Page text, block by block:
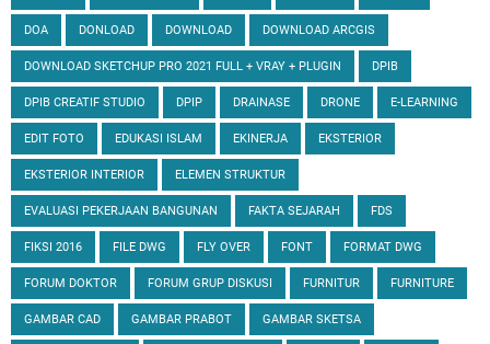
DOA DONLOAD DOWNLOAD DOWNLOAD ARCGIS
DOWNLOAD SKETCHUP PRO 2021 FULL + VRAY + PLUGIN DPIB
DPIB CREATIF STUDIO DPIP DRAINASE DRONE E-LEARNING
EDIT FOTO EDUKASI ISLAM EKINERJA EKSTERIOR
EKSTERIOR INTERIOR ELEMEN STRUKTUR
EVALUASI PEKERJAAN BANGUNAN FAKTA SEJARAH FDS
FIKSI 2016 FILE DWG FLY OVER FONT FORMAT DWG
FORUM DOKTOR FORUM GRUP DISKUSI FURNITUR FURNITURE
GAMBAR CAD GAMBAR PRABOT GAMBAR SKETSA